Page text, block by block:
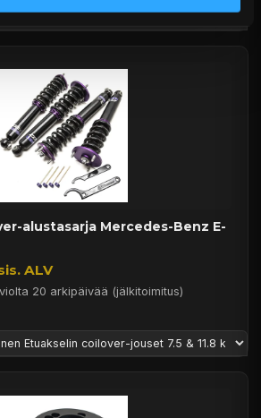
alustasarja Mercedes-Benz E-
ALV
20 arkipäivää (jälkitoimitus)